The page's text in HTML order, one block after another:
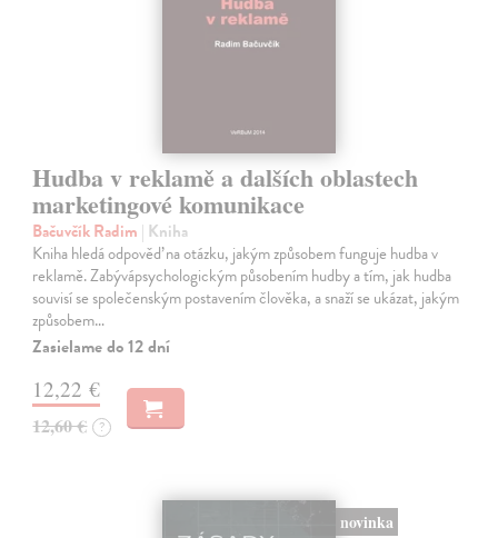
Hudba v reklamě a dalších oblastech
marketingové komunikace
Bačuvčík Radim | Kniha
Kniha hledá odpověď na otázku, jakým způsobem funguje hudba v
reklamě. Zabývápsychologickým působením hudby a tím, jak hudba
souvisí se společenským postavením člověka, a snaží se ukázat, jakým
způsobem…
Zasielame do 12 dní
12,22 €
12,60 € ?
novinka